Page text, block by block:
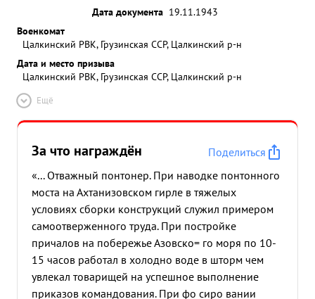
Дата документа 19.11.1943
Военкомат
Цалкинский РВК, Грузинская ССР, Цалкинский р-н
Дата и место призыва
Цалкинский РВК, Грузинская ССР, Цалкинский р-н
Ещё
За что награждён
Поделиться
«... Отважный понтонер. При наводке понтонного
моста на Ахтанизовском гирле в тяжелых
условиях сборки конструкций служил примером
самоотверженного труда. При постройке
причалов на побережье Азовско= го моря по 10-
15 часов работал в холодно воде в шторм чем
увлекал товарищей на успешное выполнение
приказов командования. При фо сиро вании